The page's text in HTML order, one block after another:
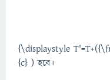
{\displaystyle
{c} ) হবে।